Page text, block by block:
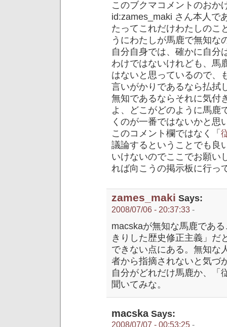
このブクマコメントのおか
id:zames_maki さん本人で
たってこれだけわたしのこ
うにわたしが馬鹿で無知な
自分自身では、確かに自分
わけではないけれども、馬
はないと思っているので、
言いがかりであるなら払拭
無知であるならそれに気付
よ、どこがどのように馬鹿
くのが一番ではないかと思
このコメント欄ではなく「
議論するということでも良
いけないのでここでお願い
れば向こうの掲示板に行っ
zames_maki Says:
2008/07/06 - 20:37:33 -
macskaが無知な馬鹿であ
きりした歴史修正主義」だ
できない点にある。無知な
者から指摘されないと気づ
自分がどれだけ馬鹿か、「
聞いてみな。
macskaSays:
2008/07/07 - 00:53:25 -